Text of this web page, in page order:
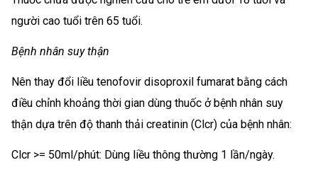
người cao tuổi trên 65 tuổi.
Bệnh nhân suy thận
Nên thay đổi liều tenofovir disoproxil fumarat bằng cách
điều chỉnh khoảng thời gian dùng thuốc ở bệnh nhân suy
thận dựa trên độ thanh thải creatinin (Clcr) của bệnh nhân:
Clcr >= 50ml/phút: Dùng liều thông thường 1 lần/ngày.